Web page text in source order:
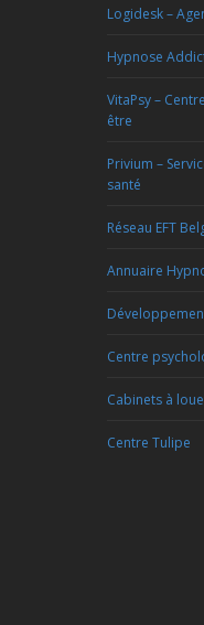
Logidesk –
Hypnose
VitaPsy –
être
Privium –
santé
Réseau EFT
Annuaire
Centre
Cabinets à
Centre Tulipe